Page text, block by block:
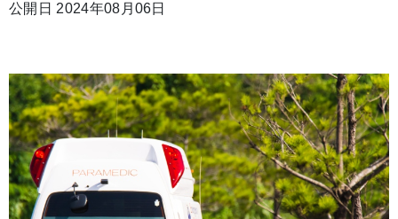
公開日 2024年08月06日